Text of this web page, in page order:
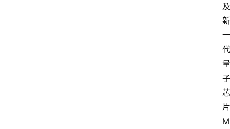
及
新
一
代
量
子
芯
片
M